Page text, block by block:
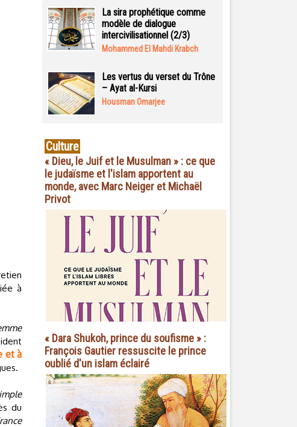
à
et à
du
La sira prophétique comme
modèle de dialogue
intercivilisationnel (2/3)
Mohammed El Mahdi Krabch
Les vertus du verset du Trône
– Ayat al-Kursi
Housman Omarjee
Culture
« Dieu, le Juif et le Musulman » : ce que
le judaïsme et l'islam apportent au
monde, avec Marc Neiger et Michaël
Privot
« Dara Shukoh, prince du soufisme » :
François Gautier ressuscite le prince
oublié d'un islam éclairé